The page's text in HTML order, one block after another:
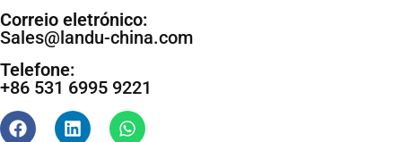
Correio eletrónico:
Sales@landu-china.com
Telefone:
+86 531 6995 9221